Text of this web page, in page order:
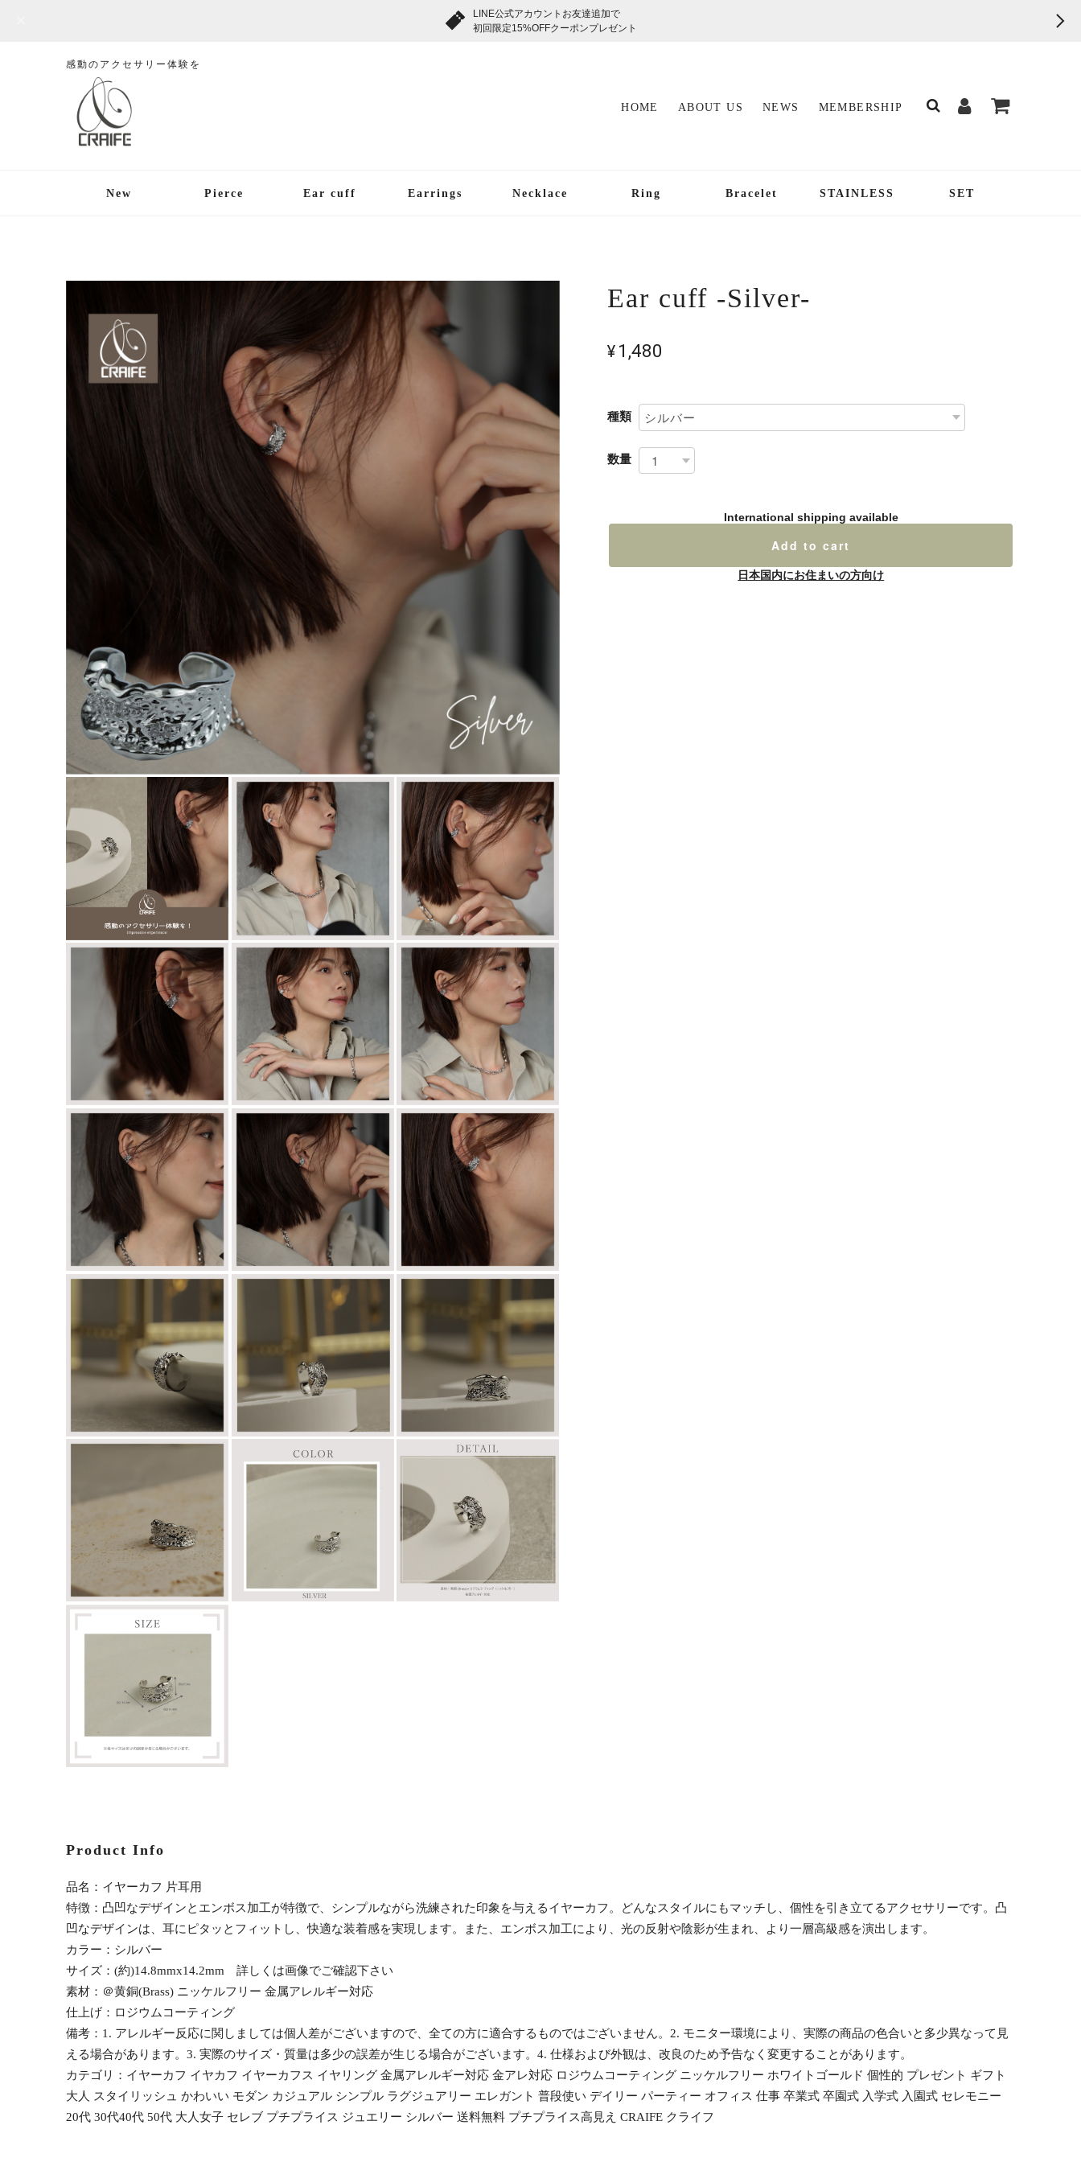
LINE公式アカウントお友達追加で
初回限定15%OFFクーポンプレゼント
感動のアクセサリー体験を
HOME ABOUT US NEWS MEMBERSHIP
New Pierce Ear cuff Earrings Necklace Ring Bracelet STAINLESS SET
Ear cuff -Silver-
¥1,480
種類
数量
International shipping available
Add to cart
日本国内にお住まいの方向け
Product Info
品名：イヤーカフ 片耳用
特徴：凸凹なデザインとエンボス加工が特徴で、シンプルながら洗練された印象を与えるイヤーカフ。どんなスタイルにもマッチし、個性を引き立てるアクセサリーです。凸
凹なデザインは、耳にピタッとフィットし、快適な装着感を実現します。また、エンボス加工により、光の反射や陰影が生まれ、より一層高級感を演出します。
カラー：シルバー
サイズ：(約)14.8mmx14.2mm 詳しくは画像でご確認下さい
素材：＠黄銅(Brass) ニッケルフリー 金属アレルギー対応
仕上げ：ロジウムコーティング
備考：1. アレルギー反応に関しましては個人差がございますので、全ての方に適合するものではございません。2. モニター環境により、実際の商品の色合いと多少異なって見
える場合があります。3. 実際のサイズ・質量は多少の誤差が生じる場合がございます。4. 仕様および外観は、改良のため予告なく変更することがあります。
カテゴリ：イヤーカフ イヤカフ イヤーカフス イヤリング 金属アレルギー対応 金アレ対応 ロジウムコーティング ニッケルフリー ホワイトゴールド 個性的 プレゼント ギフト
大人 スタイリッシュ かわいい モダン カジュアル シンプル ラグジュアリー エレガント 普段使い デイリー パーティー オフィス 仕事 卒業式 卒園式 入学式 入園式 セレモニー
20代 30代40代 50代 大人女子 セレブ プチプライス ジュエリー シルバー 送料無料 プチプライス高見え CRAIFE クライフ